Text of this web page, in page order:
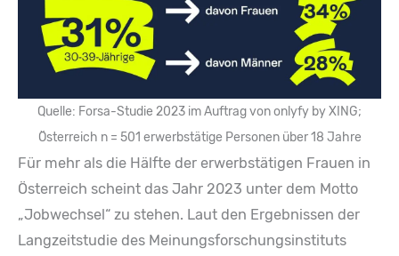
Quelle: Forsa-Studie 2023 im Auftrag von onlyfy by XING;
Österreich n = 501 erwerbstätige Personen über 18 Jahre
Für mehr als die Hälfte der erwerbstätigen Frauen in
Österreich scheint das Jahr 2023 unter dem Motto
„Jobwechsel“ zu stehen. Laut den Ergebnissen der
Langzeitstudie des Meinungsforschungsinstituts